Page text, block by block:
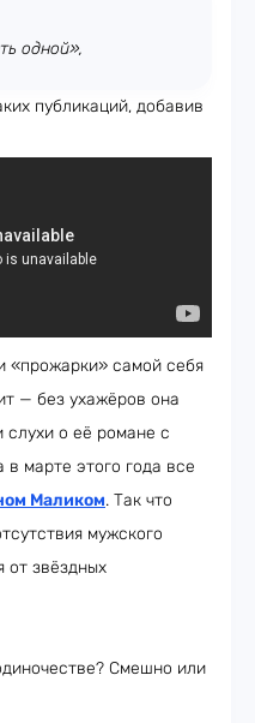
одной»,
публикаций, добавив
«прожарки» самой себя
— без ухажёров она
слухи о её романе с
в марте этого года все
Маликом. Так что
мужского
от звёздных
Смешно или